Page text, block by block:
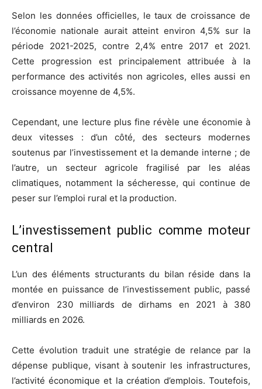
Selon les données officielles, le taux de croissance de
l’économie nationale aurait atteint environ 4,5% sur la
période 2021-2025, contre 2,4% entre 2017 et 2021.
Cette progression est principalement attribuée à la
performance des activités non agricoles, elles aussi en
croissance moyenne de 4,5%.
Cependant, une lecture plus fine révèle une économie à
deux vitesses : d’un côté, des secteurs modernes
soutenus par l’investissement et la demande interne ; de
l’autre, un secteur agricole fragilisé par les aléas
climatiques, notamment la sécheresse, qui continue de
peser sur l’emploi rural et la production.
L’investissement public comme moteur
central
L’un des éléments structurants du bilan réside dans la
montée en puissance de l’investissement public, passé
d’environ 230 milliards de dirhams en 2021 à 380
milliards en 2026.
Cette évolution traduit une stratégie de relance par la
dépense publique, visant à soutenir les infrastructures,
l’activité économique et la création d’emplois. Toutefois,